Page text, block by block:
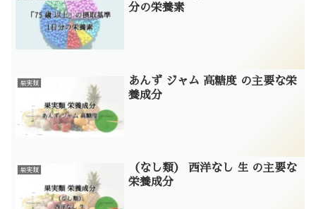
分の栄養素
果実類
あんず ジャム 高糖度 の主要な栄
養成分
果実類
（なし類） 西洋なし 生 の主要な
栄養成分